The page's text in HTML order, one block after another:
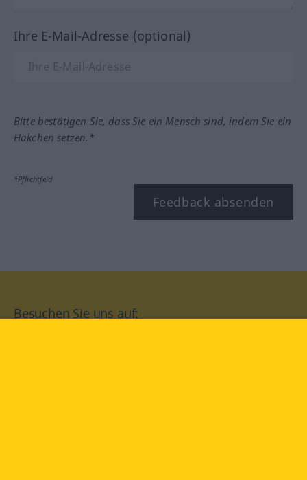
Ihre E-Mail-Adresse (optional)
Bitte bestätigen Sie, dass Sie ein Mensch sind, indem Sie ein
Häkchen setzen.*
*Pflichtfeld
Feedback absenden
Besuchen Sie uns auf: